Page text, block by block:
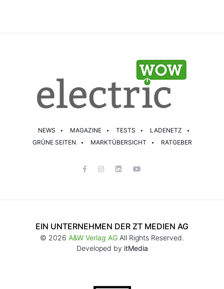
NEWS MAGAZINE TESTS
LADENETZ
GRÜNE SEITEN
MARKTÜBERSICHT RATGEBER
EIN UNTERNEHMEN DER ZT MEDIEN AG
© 2026 A&W Verlag AG All Rights Reserved.
Developed by itMedia